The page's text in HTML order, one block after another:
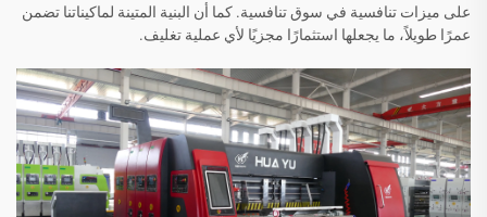
على ميزات تنافسية في سوق تنافسية. كما أن البنية المتينة لماكيناتنا تضمن
عمرًا طويلاً، ما يجعلها استثمارًا مجزيًا لأي عملية تغليف.